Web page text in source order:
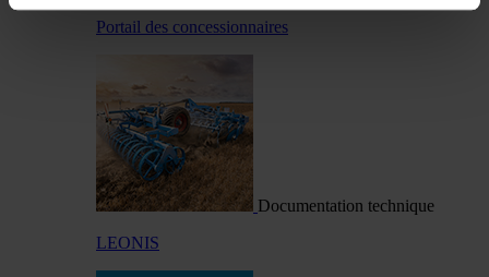
Portail des concessionnaires
Documentation technique
LEONIS